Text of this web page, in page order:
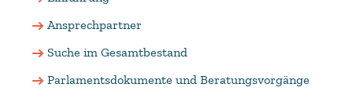
Ansprechpartner
Suche im Gesamtbestand
Parlamentsdokumente und Beratungsvorgänge